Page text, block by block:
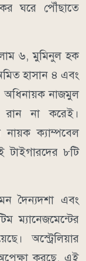
ঘরে পৌঁছাতে
৬, মুমিনুল হক
হাসান ৪ এবং
অধিনায়ক নাজমুল
না করেই।
নায়ক ক্যাম্পবেল
৮টি
দৈন্যদশা এবং
ম্যানেজমেন্টের
অস্ট্রেলিয়ার
করছে, এই